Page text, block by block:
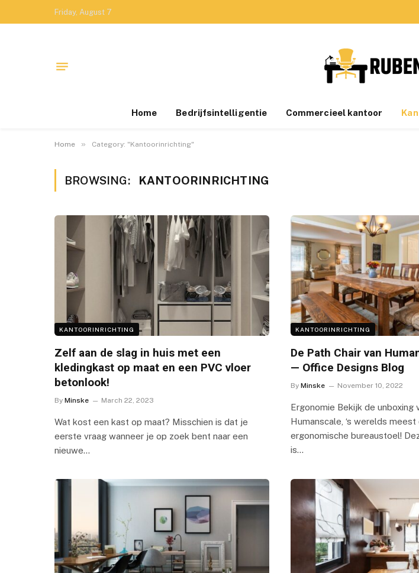
Friday, August 7
Home Bedrijfsintelligentie Commercieel kantoor
Home » Category: "Kantoorinrichting"
BROWSING: KANTOORINRICHTING
KANTOORINRICHTING
Zelf aan de slag in huis met een
kledingkast op maat en een PVC vloer
betonlook!
By Minske March 22, 2023
Wat kost een kast op maat? Misschien is dat je
eerste vraag wanneer je op zoek bent naar een
nieuwe…
KANTOORINRICHTING
De Path Chair van
— Office Designs Blog
By Minske November 10, 2022
Ergonomie Bekijk de unboxing
Humanscale, ‘s werelds meest
ergonomische bureaustoel!
is…